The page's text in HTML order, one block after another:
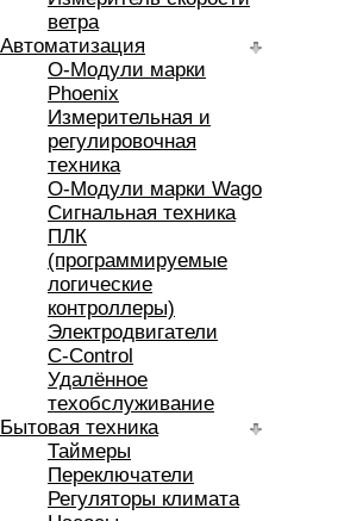
ветра
Автоматизация
O-Модули марки
Phoenix
Измерительная и
регулировочная
техника
O-Модули марки Wago
Сигнальная техника
ПЛК
(программируемые
логические
контроллеры)
Электродвигатели
C-Control
Удалённое
техобслуживание
Бытовая техника
Таймеры
Переключатели
Регуляторы климата